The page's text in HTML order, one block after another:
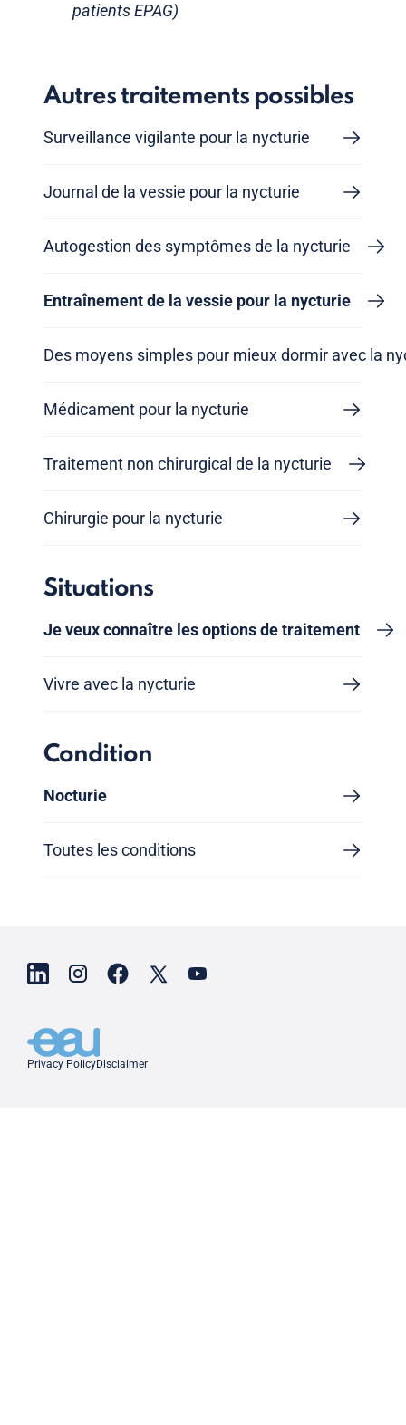
patients EPAG)
Autres traitements possibles
Surveillance vigilante pour la nycturie
Journal de la vessie pour la nycturie
Autogestion des symptômes de la nycturie
Entraînement de la vessie pour la nycturie
Des moyens simples pour mieux dormir avec la
Médicament pour la nycturie
Traitement non chirurgical de la nycturie
Chirurgie pour la nycturie
Situations
Je veux connaître les options de traitement
Vivre avec la nycturie
Condition
Nocturie
Toutes les conditions
Privacy PolicyDisclaimer